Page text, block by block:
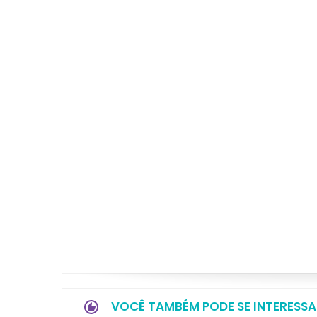
VOCÊ TAMBÉM PODE SE